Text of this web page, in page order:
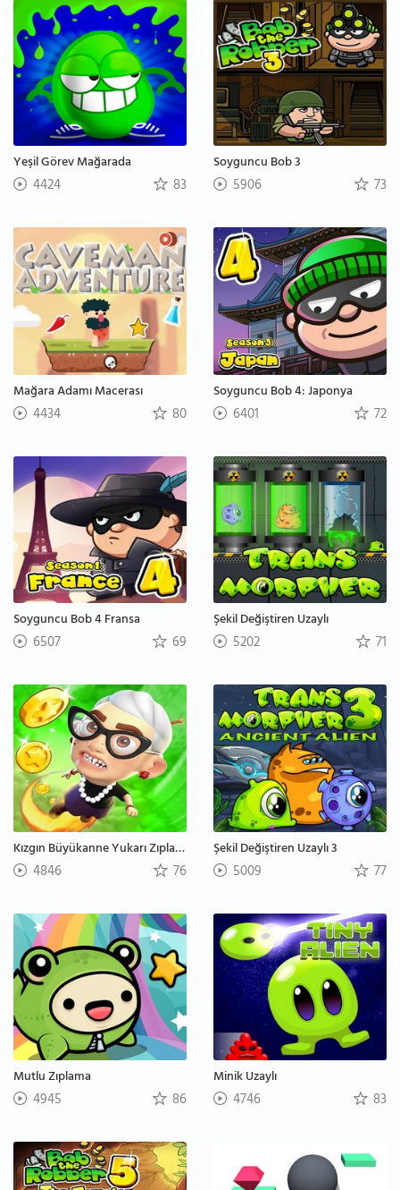
Yeşil Görev Mağarada
4424 83
Soyguncu Bob 3
5906 73
Mağara Adamı Macerası
4434 80
Soyguncu Bob 4: Japonya
6401 72
Soyguncu Bob 4 Fransa
6507 69
Şekil Değiştiren Uzaylı
5202 71
Kızgın Büyükanne Yukarı Zıplama
4846 76
Şekil Değiştiren Uzaylı 3
5009 77
Mutlu Zıplama
4945 86
Minik Uzaylı
4746 83